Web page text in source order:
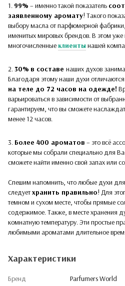
1. 99% – именно такой показатель
заявленному аромату! Такого
выбору масла от парфюмерной
именитых мировых брендов. В этом уже
многочисленные клиенты нашей
2.30% в составе наших духов
Благодаря этому наши духи
на теле до 72 часов на одежде!
варьироваться в зависимости от
гарантируем, что вы сможете
менее 12 часов.
3. Более 400 ароматов – это всё
которые мы собрали специально для
сможете найти именно свой запах или
Спешим напомнить, что любые духи
следуетхранить правильно! Для
темном и сухом месте, чтобы прямые
содержимое. Также, в месте хранения
комнатную температуру. Эти простые
любимыми ароматами длительное
Характеристики
Бренд
Parfumers World